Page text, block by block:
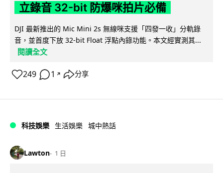
立錄音 32-bit 防爆咪拍片必備
DJI 最新推出的 Mic Mini 2s 無線咪支援「四發一收」分軌錄
音，並首度下放 32-bit Float 浮點內錄功能。本文經實測其...
閱讀全文
249 1 ↗ 分享
科技娛樂 生活娛樂 城中熱話
Lawton 1 日